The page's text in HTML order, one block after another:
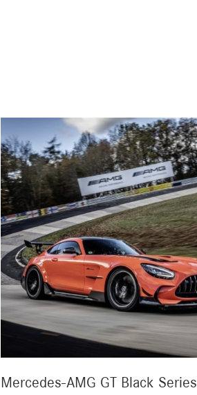
Mercedes-AMG GT Black Series